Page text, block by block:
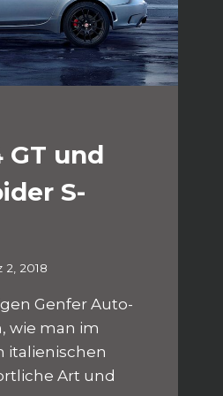
GT und
S-
2, 2018
Genfer Auto-
wie man im
italienischen
Art und